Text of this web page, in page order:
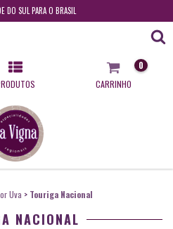
DO SUL PARA O BRASIL
CARRINHO
0
Uva > Touriga Nacional
NACIONAL